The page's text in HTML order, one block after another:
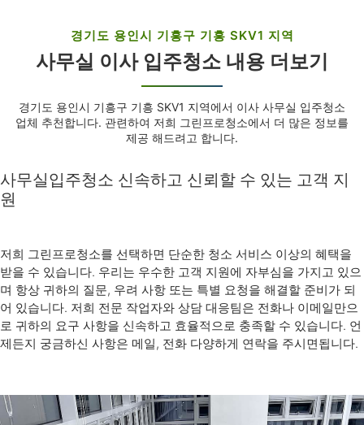
경기도 용인시 기흥구 기흥 SKV1 지역
사무실 이사 입주청소 내용 더보기
경기도 용인시 기흥구 기흥 SKV1 지역에서 이사 사무실 입주청소
업체 추천합니다. 관련하여 저희 그린프로청소에서 더 많은 정보를
제공 해드려고 합니다.
사무실입주청소 신속하고 신뢰할 수 있는 고객 지
원
저희 그린프로청소를 선택하면 단순한 청소 서비스 이상의 혜택을
받을 수 있습니다. 우리는 우수한 고객 지원에 자부심을 가지고 있으
며 항상 귀하의 질문, 우려 사항 또는 특별 요청을 해결할 준비가 되
어 있습니다. 저희 전문 작업자와 상담 대응팀은 전화나 이메일만으
로 귀하의 요구 사항을 신속하고 효율적으로 충족할 수 있습니다. 언
제든지 궁금하신 사항은 메일, 전화 다양하게 연락을 주시면됩니다.